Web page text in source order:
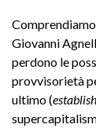
Giovanni
perdono le
provvisorietà
ultimo (